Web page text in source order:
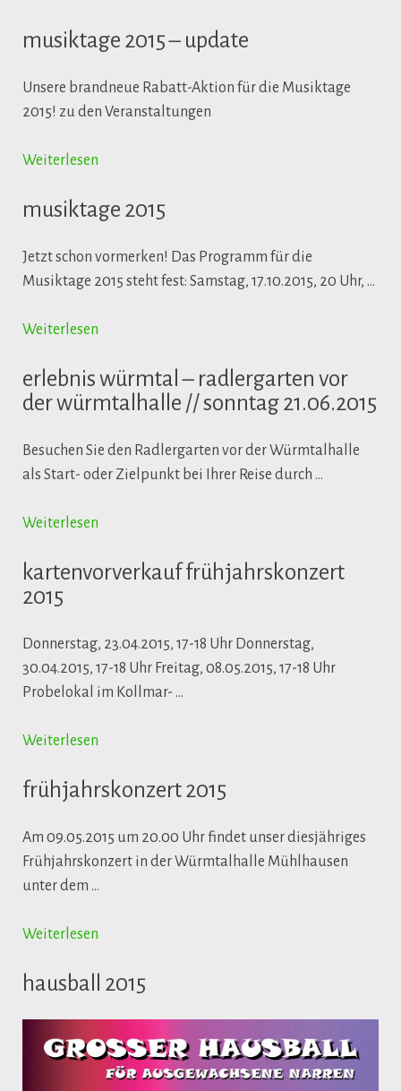
musiktage 2015 – update
Unsere brandneue Rabatt-Aktion für die Musiktage
2015! zu den Veranstaltungen
Weiterlesen
musiktage 2015
Jetzt schon vormerken! Das Programm für die
Musiktage 2015 steht fest: Samstag, 17.10.2015, 20 Uhr, …
Weiterlesen
erlebnis würmtal – radlergarten vor
der würmtalhalle // sonntag 21.06.2015
Besuchen Sie den Radlergarten vor der Würmtalhalle
als Start- oder Zielpunkt bei Ihrer Reise durch …
Weiterlesen
kartenvorverkauf frühjahrskonzert
2015
Donnerstag, 23.04.2015, 17-18 Uhr Donnerstag,
30.04.2015, 17-18 Uhr Freitag, 08.05.2015, 17-18 Uhr
Probelokal im Kollmar- …
Weiterlesen
frühjahrskonzert 2015
Am 09.05.2015 um 20.00 Uhr findet unser diesjähriges
Frühjahrskonzert in der Würmtalhalle Mühlhausen
unter dem …
Weiterlesen
hausball 2015